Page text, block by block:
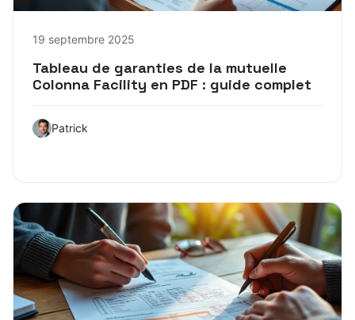
19 septembre 2025
Tableau de garanties de la mutuelle
Colonna Facility en PDF : guide complet
Patrick